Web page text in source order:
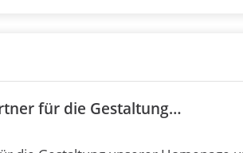
für die Gestaltung…